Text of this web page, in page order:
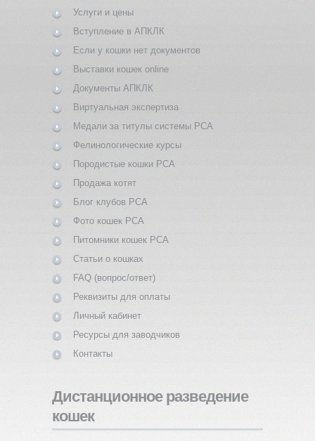
Услуги и цены
Вступление в АПКЛК
Если у кошки нет документов
Выставки кошек online
Документы АПКЛК
Виртуальная экспертиза
Медали за титулы системы PCA
Фелинологические курсы
Породистые кошки PCA
Продажа котят
Блог клубов PCA
Фото кошек PCA
Питомники кошек PCA
Статьи о кошках
FAQ (вопрос/ответ)
Реквизиты для оплаты
Личный кабинет
Ресурсы для заводчиков
Контакты
Дистанционное разведение
кошек